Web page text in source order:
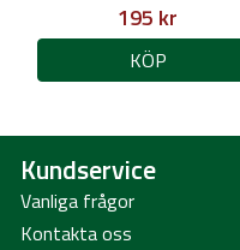
195 kr
KÖP
Kundservice
Vanliga frågor
Kontakta oss